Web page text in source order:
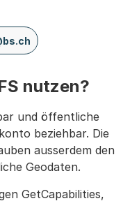
nutzen?
und öffentliche
beziehbar. Die
ausserdem den
Geodaten.
GetCapabilities,